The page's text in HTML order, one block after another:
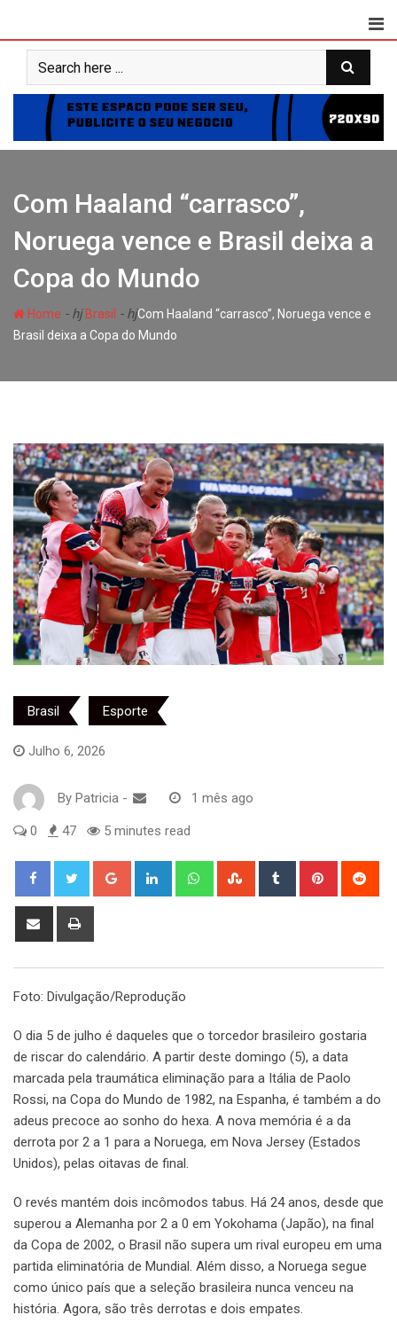
content
Com Haaland “carrasco”,
Noruega vence e Brasil deixa a
Copa do Mundo
Home - hjBrasil - hjCom Haaland “carrasco”, Noruega vence e
Brasil deixa a Copa do Mundo
Brasil Esporte
Julho 6, 2026
By Patricia - 1 mês ago
0 47 5 minutes read
Google+ LinkedIn WhatsappStumbleUpon
Tumblr Pinterest
Share
Foto: Divulgação/Reprodução
O dia 5 de julho é daqueles que o torcedor brasileiro gostaria
de riscar do calendário. A partir deste domingo (5), a data
marcada pela traumática eliminação para a Itália de Paolo
Rossi, na Copa do Mundo de 1982, na Espanha, é também a do
adeus precoce ao sonho do hexa. A nova memória é a da
derrota por 2 a 1 para a Noruega, em Nova Jersey (Estados
Unidos), pelas oitavas de final.
O revés mantém dois incômodos tabus. Há 24 anos, desde que
superou a Alemanha por 2 a 0 em Yokohama (Japão), na final
da Copa de 2002, o Brasil não supera um rival europeu em uma
partida eliminatória de Mundial. Além disso, a Noruega segue
como único país que a seleção brasileira nunca venceu na
história. Agora, são três derrotas e dois empates.